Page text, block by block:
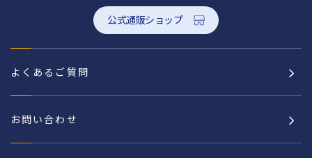
公式通販ショップ
よくあるご質問
お問い合わせ